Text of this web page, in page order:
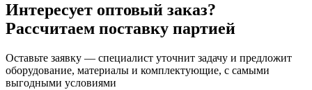
Интересует оптовый заказ?
Рассчитаем поставку партией
Оставьте заявку — специалист уточнит задачу и предложит
оборудование, материалы и комплектующие, с самыми
выгодными условиями